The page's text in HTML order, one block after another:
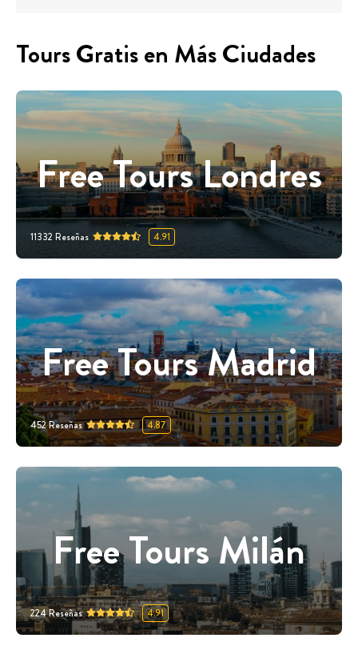
Tours Gratis en Más Ciudades
Free Tours Londres
11332 Reseñas 4.91
Free Tours Madrid
452Reseñas 4.87
Free Tours Milán
224Reseñas 4.91